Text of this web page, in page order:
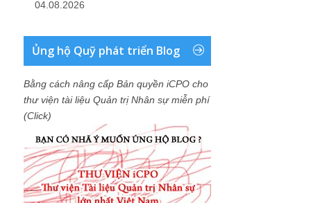
04.08.2026
Ủng hộ Quỹ phát triển Blog
Bằng cách nâng cấp Bản quyền iCPO cho
thư viện tài liệu Quản trị Nhân sự miễn phí
(Click)